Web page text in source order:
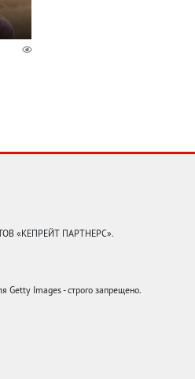
«КЕПРЕЙТ ПАРТНЕРС».
Getty Images - строго запрещено.